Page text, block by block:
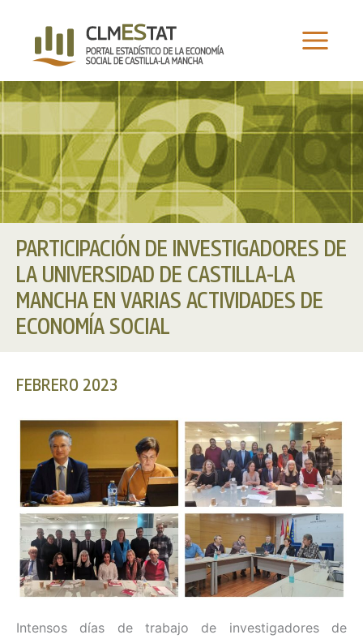
PARTICIPACIÓN DE INVESTIGADORES DE
LA UNIVERSIDAD DE CASTILLA-LA
MANCHA EN VARIAS ACTIVIDADES DE
ECONOMÍA SOCIAL
FEBRERO 2023
Intensos días de trabajo de investigadores de